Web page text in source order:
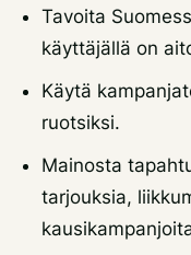
Tavoita
käyttäjällä on
Käytä
ruotsiksi.
Mainosta
tarjouksia,